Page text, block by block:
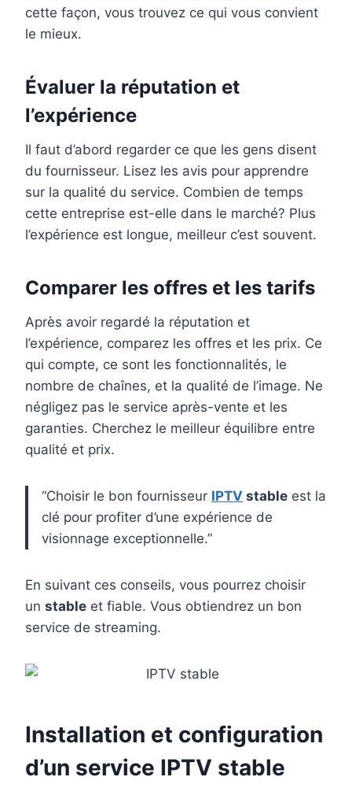
cette façon, vous trouvez ce qui vous convient
le mieux.
Évaluer la réputation et
l’expérience
Il faut d’abord regarder ce que les gens disent
du fournisseur. Lisez les avis pour apprendre
sur la qualité du service. Combien de temps
cette entreprise est-elle dans le marché? Plus
l’expérience est longue, meilleur c’est souvent.
Comparer les offres et les tarifs
Après avoir regardé la réputation et
l’expérience, comparez les offres et les prix. Ce
qui compte, ce sont les fonctionnalités, le
nombre de chaînes, et la qualité de l’image. Ne
négligez pas le service après-vente et les
garanties. Cherchez le meilleur équilibre entre
qualité et prix.
“Choisir le bon fournisseur IPTV stable est la
clé pour profiter d’une expérience de
visionnage exceptionnelle.”
En suivant ces conseils, vous pourrez choisir
un stable et fiable. Vous obtiendrez un bon
service de streaming.
Installation et configuration
d’un service IPTV stable